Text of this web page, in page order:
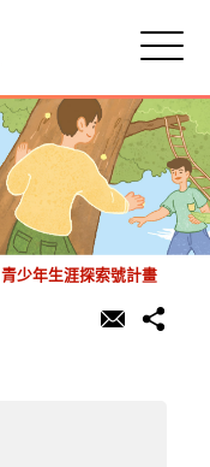
青少年生涯探索號計畫